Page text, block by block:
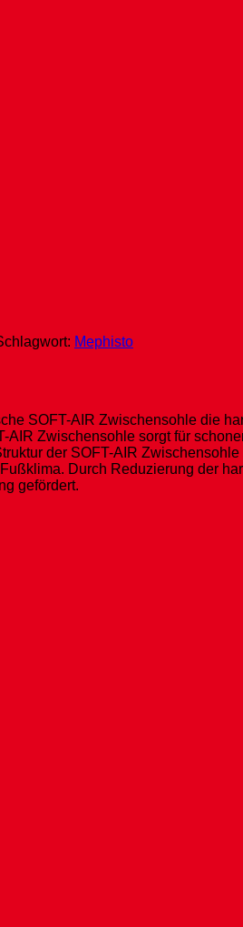
Mephisto
SOFT-AIR Zwischensohle die
Zwischensohle sorgt für
der SOFT-AIR
Durch Reduzierung der
gefördert.